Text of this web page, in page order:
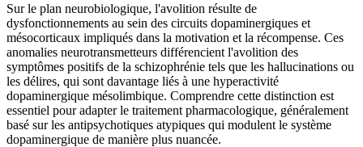
Sur le plan neurobiologique, l'avolition résulte de
dysfonctionnements au sein des circuits dopaminergiques et
mésocorticaux impliqués dans la motivation et la récompense. Ces
anomalies neurotransmetteurs différencient l'avolition des
symptômes positifs de la schizophrénie tels que les hallucinations ou
les délires, qui sont davantage liés à une hyperactivité
dopaminergique mésolimbique. Comprendre cette distinction est
essentiel pour adapter le traitement pharmacologique, généralement
basé sur les antipsychotiques atypiques qui modulent le système
dopaminergique de manière plus nuancée.